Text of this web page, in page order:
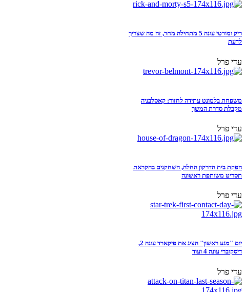
ריק ומורטי עונה 5 מתחילה מחר, זה מה שצריך
לדעת
עדי פרל
משפחת בלמונט עתידה לחזור: קאסלבניה
מקבלת סדרת המשך
עדי פרל
הפקת בית הדרקון החלה, השחקנים בהקראת
תסריט משותפת ראשונה
עדי פרל
יום "מגע ראשון" הציג את פיקארד עונה 2,
דיסקוברי עונה 4 ועוד
עדי פרל